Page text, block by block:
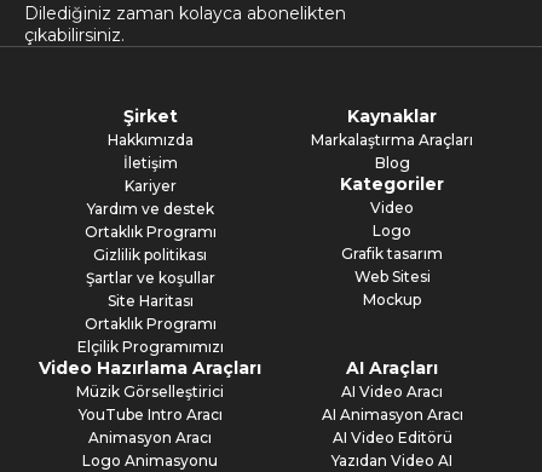
Dilediğiniz zaman kolayca abonelikten
çıkabilirsiniz.
Şirket
Hakkımızda
İletişim
Kariyer
Yardım ve destek
Ortaklık Programı
Gizlilik politikası
Şartlar ve koşullar
Site Haritası
Ortaklık Programı
Elçilik Programımızı
Kaynaklar
Markalaştırma Araçları
Blog
Kategoriler
Video
Logo
Grafik tasarım
Web Sitesi
Mockup
Video Hazırlama Araçları
Müzik Görselleştirici
YouTube Intro Aracı
Animasyon Aracı
Logo Animasyonu
AI Araçları
AI Video Aracı
AI Animasyon Aracı
AI Video Editörü
Yazıdan Video AI